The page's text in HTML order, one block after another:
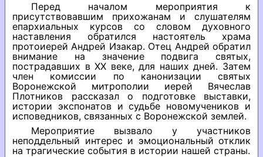
Перед началом мероприятия к
присутствовавшим прихожанам и слушателям
епархиальных курсов со словом духовного
наставления обратился настоятель храма
протоиерей Андрей Изакар. Отец Андрей обратил
внимание на значение подвига святых,
пострадавших в XX веке, для наших дней. Затем
член комиссии по канонизации святых
Воронежской митрополии иерей Вячеслав
Плотников рассказал о подготовке выставки,
истории экспонатов и судьбе новомучеников и
исповедников, связанных с Воронежской землей.
Мероприятие вызвало у участников
неподдельный интерес и эмоциональный отклик
на трагические события в истории нашей страны.